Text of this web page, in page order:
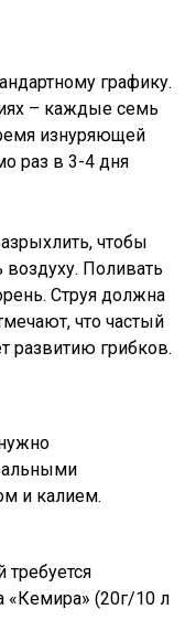
графику.
– каждые семь
изнуряющей
раз в 3-4 дня
чтобы
Поливать
Струя должна
что частый
развитию грибков.
и калием.
требуется
«Кемира» (20г/10 л